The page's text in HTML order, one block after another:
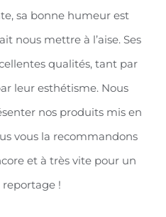
sa bonne humeur est
nous mettre à l’aise. Ses
qualités, tant par
leur esthétisme. Nous
nos produits mis en
vous la recommandons
et à très vite pour un
!